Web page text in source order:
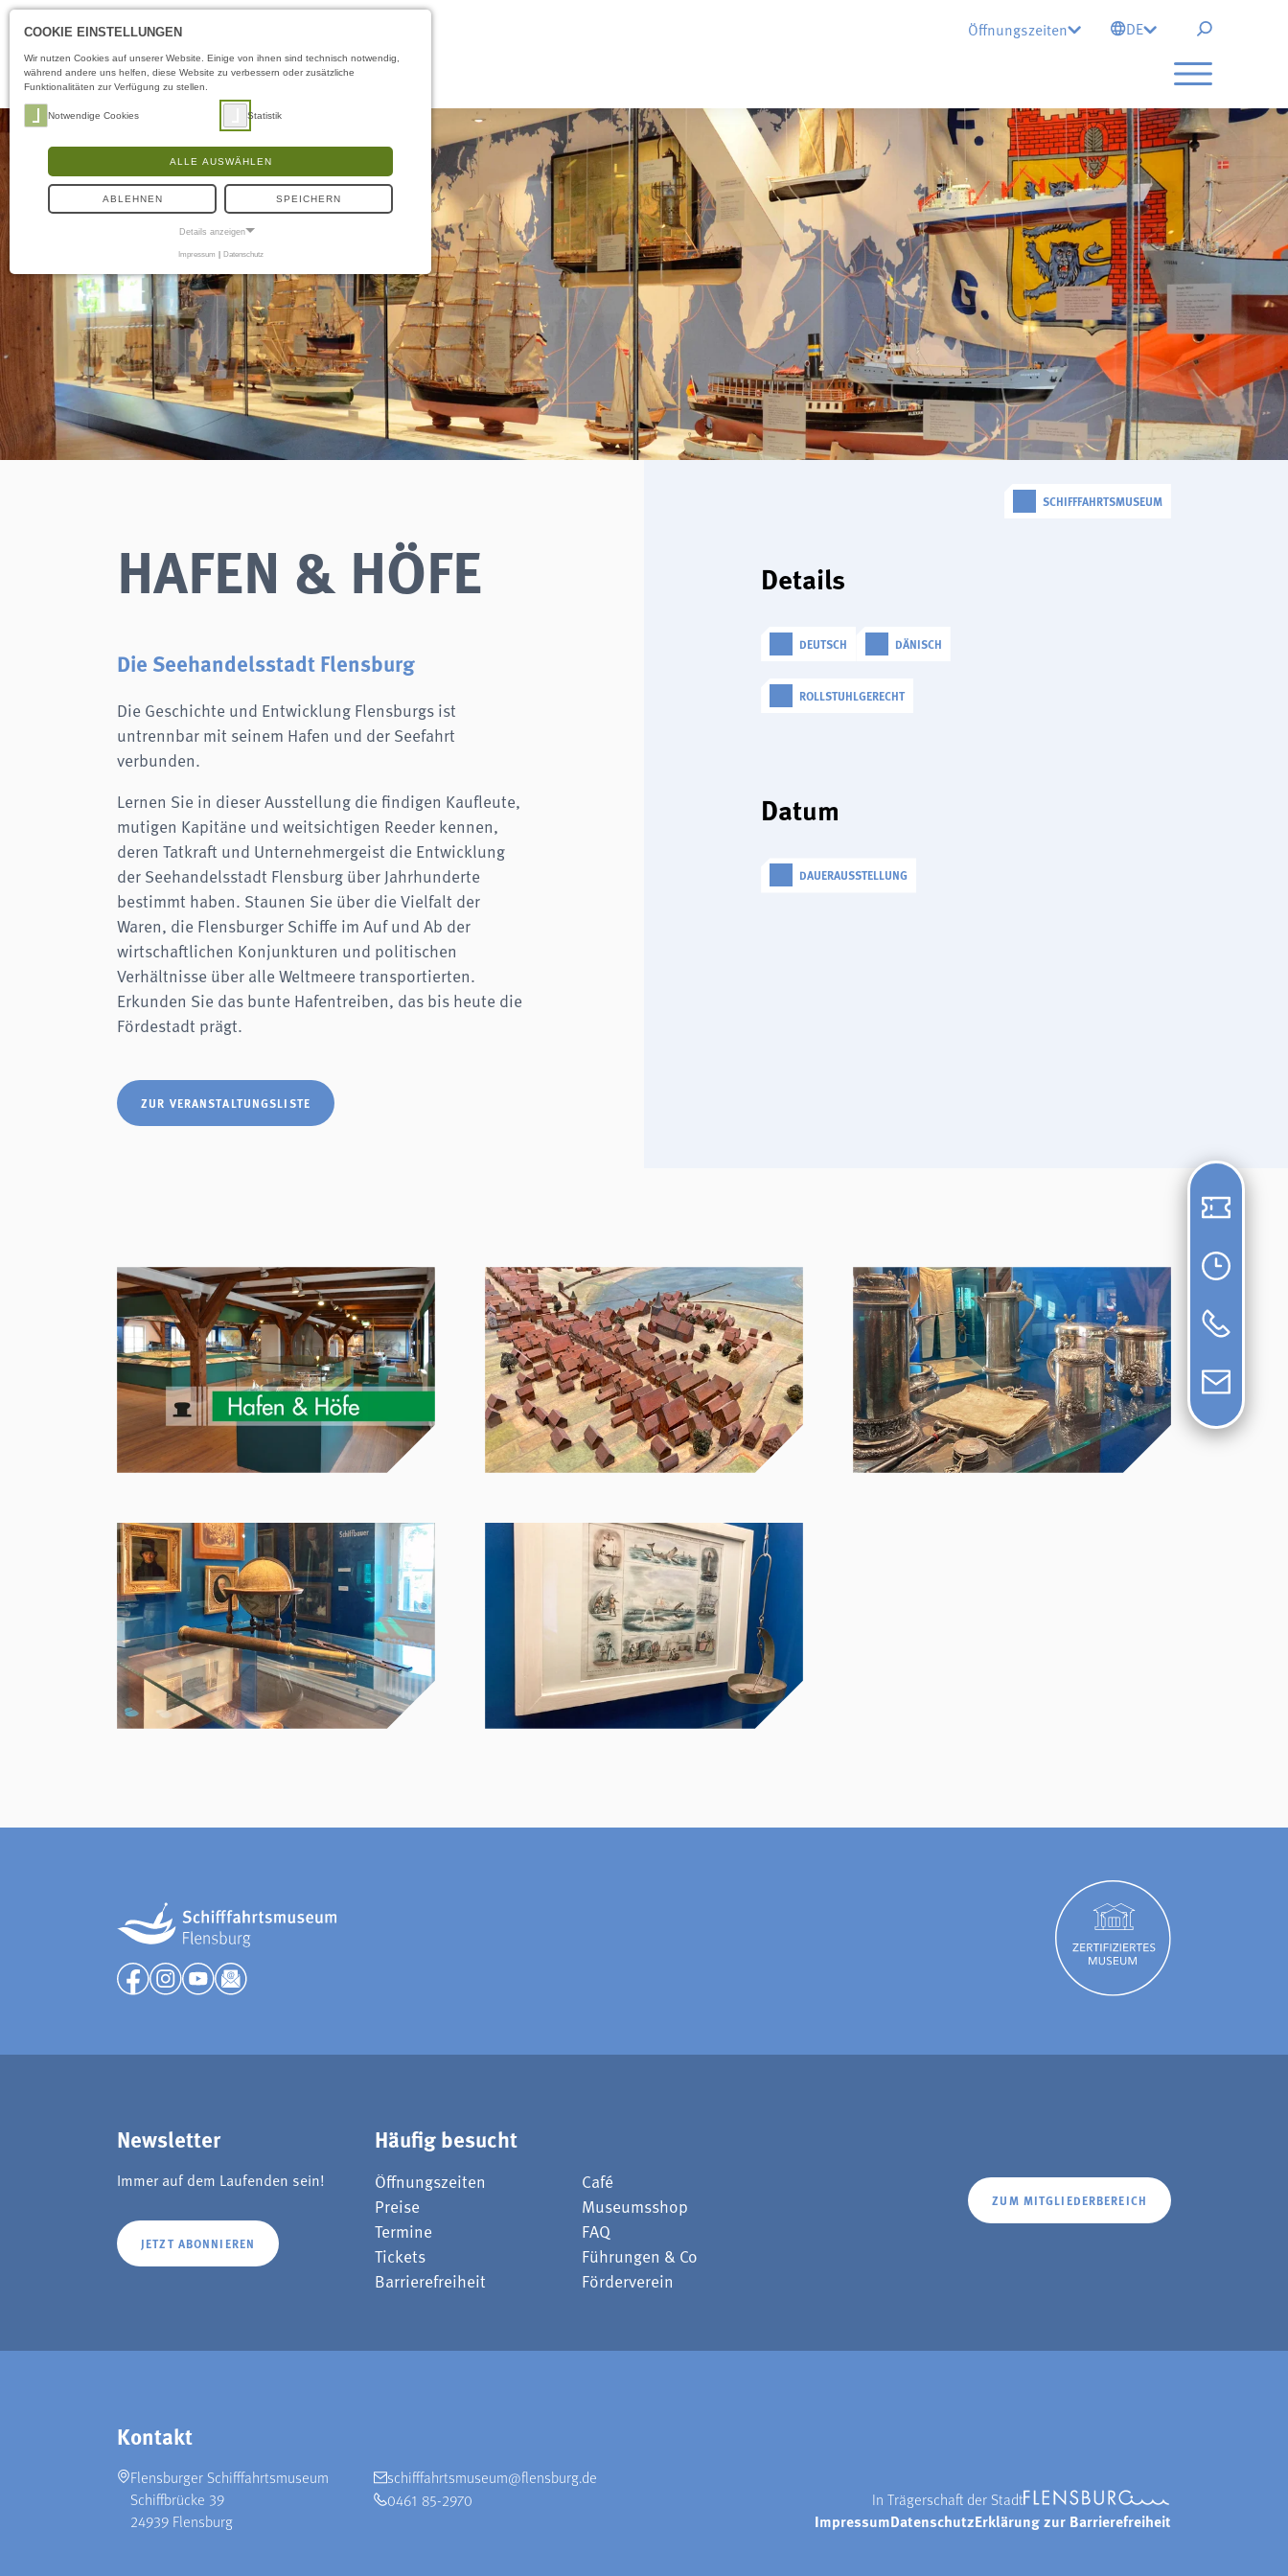
Öffnungszeiten DE
HAFEN & HÖFE
Die Seehandelsstadt Flensburg
Die Geschichte und Entwicklung Flensburgs ist
untrennbar mit seinem Hafen und der Seefahrt
verbunden.
Lernen Sie in dieser Ausstellung die findigen Kaufleute,
mutigen Kapitäne und weitsichtigen Reeder kennen,
deren Tatkraft und Unternehmergeist die Entwicklung
der Seehandelsstadt Flensburg über Jahrhunderte
bestimmt haben. Staunen Sie über die Vielfalt der
Waren, die Flensburger Schiffe im Auf und Ab der
wirtschaftlichen Konjunkturen und politischen
Verhältnisse über alle Weltmeere transportierten.
Erkunden Sie das bunte Hafentreiben, das bis heute die
Fördestadt prägt.
ZUR VERANSTALTUNGSLISTE
SCHIFFFAHRTSMUSEUM
Details
DEUTSCH DÄNISCH
ROLLSTUHLGERECHT
Datum
DAUERAUSSTELLUNG
Newsletter
Immer auf dem Laufenden sein!
JETZT ABONNIEREN
Häufig besucht
Öffnungszeiten
Café
Preise
Museumsshop
Termine
FAQ
Tickets
Führungen & Co
Barrierefreiheit
Förderverein
ZUM MITGLIEDERBEREICH
Kontakt
Flensburger Schifffahrtsmuseum
Schiffbrücke 39
24939 Flensburg
schifffahrtsmuseum@flensburg.de
0461 85-2970
In Trägerschaft der Stadt
ImpressumDatenschutzErklärung zur Barrierefreiheit
COOKIE EINSTELLUNGEN
Wir nutzen Cookies auf unserer Website. Einige von ihnen sind technisch notwendig,
während andere uns helfen, diese Website zu verbessern oder zusätzliche
Funktionalitäten zur Verfügung zu stellen.
Notwendige Cookies Statistik
ALLE AUSWÄHLEN
ABLEHNEN SPEICHERN
Details anzeigen
Notwendige Cookies ermöglichen grundlegende Funktionen und sind für die
einwandfreie Funktion der Website erforderlich.
Frontend User
Name: fe_typo3_user
Anbieter: schifffahrtsmuseum-flensburg.de
Zweck: Login
Cookie Laufzeit: Session
Dieser Cookie speichert die ausgewählten Einverständnis-
Optionen des Benutzers
Matomo
Impressum | Datenschutz